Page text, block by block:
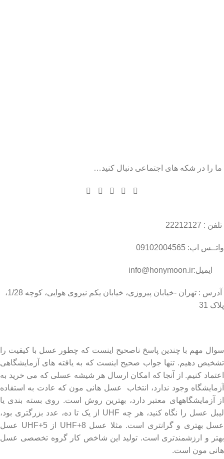
ما را در شکه های اجتماعی دنبال کنید…
تلفن : 22212127
واتــس اپ: 09102004565
ایمیل:info@honymoon.ir
آدرس : تهران -خیابان پیروزی، خیابان یکم نیروی هوایی، کوچه 1/28،
پلاک 31
سوال مهم با چندین پاسخ ناصحیح اینست که چطور عسل با کیفیت را
تشخیص دهیم. تنها جواب صحیح اینست که به یافته های آزمایشگاهی
اعتماد کنیم. از آنجا که امکان ارسال هر شیشه عسلی که می خرید به
آزمایشگاه وجود ندارد، انتخاب عسل هانی مون که عادت به استفاده
از آزمایشگاههای معتبر دارد، بهترین روش است. روی بسته بندی یا
لیبل عسل را نگاه کنید، هر چه UHF از یک تا ده، عدد بزرگتری بود،
عسل بهتری و گرانتری است. مثلا عسل UHF+8 از UHF+5 عسل
بهتر و ارزشمندتری است. تولید این شاخص کار گروه تخصصی عسل
هانی مون است.